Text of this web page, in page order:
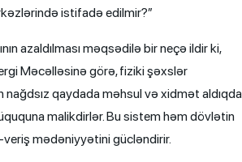
istifadə edilmir?”
azaldılması məqsədilə bir neçə ildir ki,
Məcəlləsinə görə, fiziki şəxslər
qaydada məhsul və xidmət aldıqda
malikdirlər. Bu sistem həm dövlətin
veriş mədəniyyətini gücləndirir.